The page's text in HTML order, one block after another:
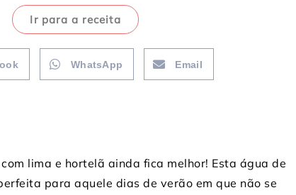
Ir para a receita
WhatsApp Email
lima e hortelã ainda fica melhor! Esta água de
para aquele dias de verão em que não se